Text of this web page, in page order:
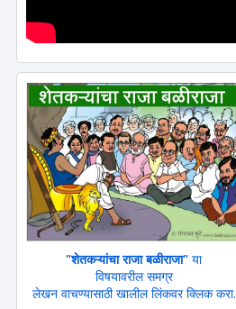
"शेतकऱ्यांचा राजा बळीराजा" या
विषयावरील समग्र
लेखन वाचण्यासाठी खालील लिंकवर क्लिक करा.